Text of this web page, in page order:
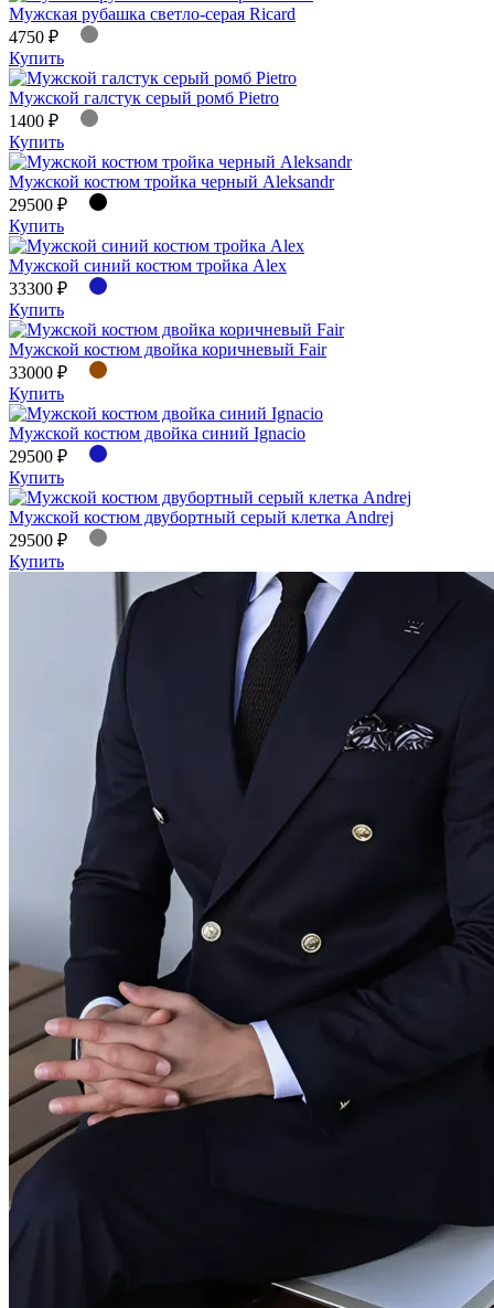
Мужская рубашка светло-серая Ricard
4750 ₽
Купить
Мужской галстук серый ромб Pietro
1400 ₽
Купить
Мужской костюм тройка черный Aleksandr
29500 ₽
Купить
Мужской синий костюм тройка Alex
33300 ₽
Купить
Мужской костюм двойка коричневый Fair
33000 ₽
Купить
Мужской костюм двойка синий Ignacio
29500 ₽
Купить
Мужской костюм двубортный серый клетка Andrej
29500 ₽
Купить